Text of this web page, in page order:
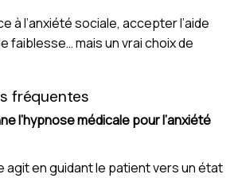
à l’anxiété sociale, accepter l’aide
faiblesse… mais un vrai choix de
fréquentes
l’hypnose médicale pour l’anxiété
agit en guidant le patient vers un état